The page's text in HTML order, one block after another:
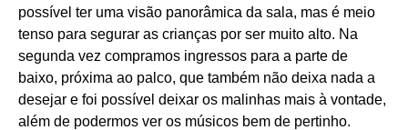
possível ter uma visão panorâmica da sala, mas é meio
tenso para segurar as crianças por ser muito alto. Na
segunda vez compramos ingressos para a parte de
baixo, próxima ao palco, que também não deixa nada a
desejar e foi possível deixar os malinhas mais à vontade,
além de podermos ver os músicos bem de pertinho.